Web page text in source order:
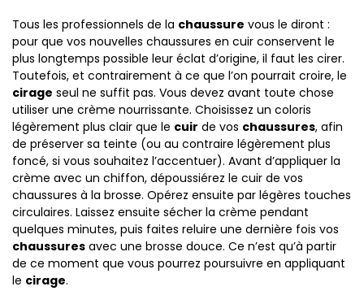
Tous les professionnels de la chaussure vous le diront :
pour que vos nouvelles chaussures en cuir conservent le
plus longtemps possible leur éclat d’origine, il faut les cirer.
Toutefois, et contrairement à ce que l’on pourrait croire, le
cirage seul ne suffit pas. Vous devez avant toute chose
utiliser une crème nourrissante. Choisissez un coloris
légèrement plus clair que le cuir de vos chaussures, afin
de préserver sa teinte (ou au contraire légèrement plus
foncé, si vous souhaitez l’accentuer). Avant d’appliquer la
crème avec un chiffon, dépoussiérez le cuir de vos
chaussures à la brosse. Opérez ensuite par légères touches
circulaires. Laissez ensuite sécher la crème pendant
quelques minutes, puis faites reluire une dernière fois vos
chaussures avec une brosse douce. Ce n’est qu’à partir
de ce moment que vous pourrez poursuivre en appliquant
le cirage.